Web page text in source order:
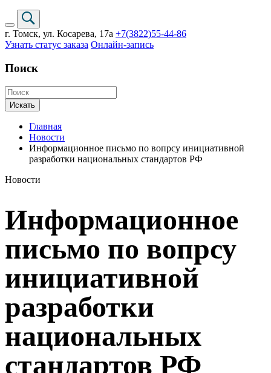
г. Томск, ул. Косарева, 17а +7(3822)55-44-86
Узнать статус заказа Онлайн-запись
Поиск
Искать
Главная
Новости
Информационное письмо по вопрсу инициативной
разработки национальных стандартов РФ
Новости
Информационное
письмо по вопрсу
инициативной
разработки
национальных
стандартов РФ